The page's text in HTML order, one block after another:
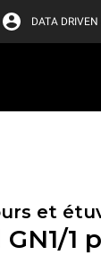
DATA
et
1